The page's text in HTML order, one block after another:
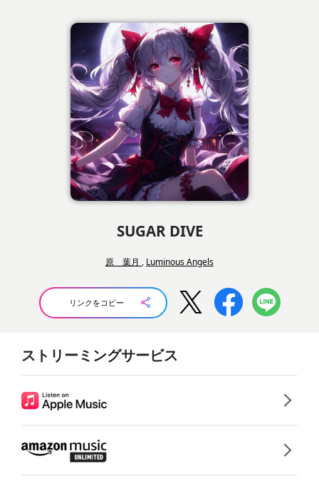
SUGAR DIVE
原 葉月 , Luminous Angels
リンクをコピー
ストリーミングサービス